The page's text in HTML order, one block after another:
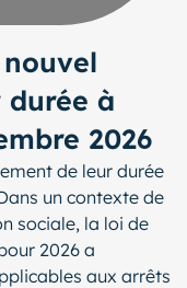
à
2026
de leur durée
un contexte de
sociale, la loi de
2026 a
aux arrêts